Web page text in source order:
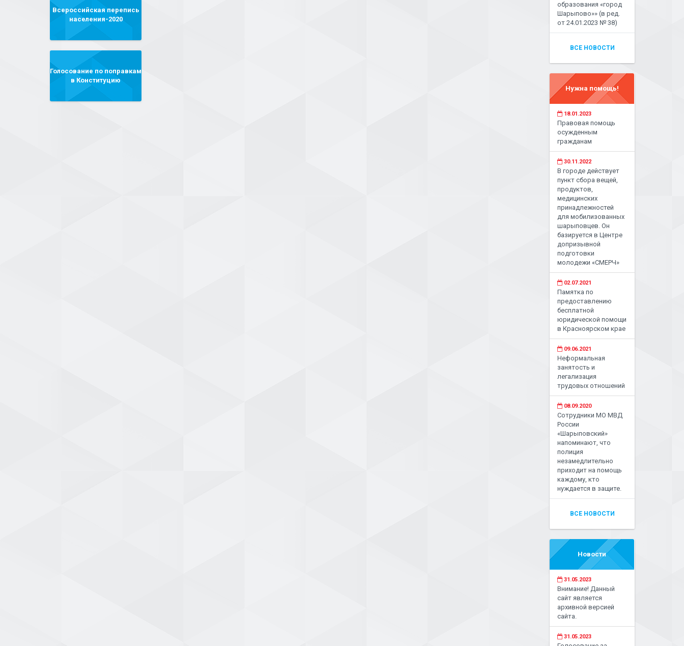
Всероссийская перепись
населения-2020
Голосование по поправкам
в Конституцию
образования «город
Шарыпово»» (в ред.
от 24.01.2023 № 38)
ВСЕ НОВОСТИ
Нужна помощь!
18.01.2023
Правовая помощь
осужденным
гражданам
30.11.2022
В городе действует
пункт сбора вещей,
продуктов,
медицинских
принадлежностей
для мобилизованных
шарыповцев. Он
базируется в Центре
допризывной
подготовки
молодежи «СМЕРЧ»
02.07.2021
Памятка по
предоставлению
бесплатной
юридической помощи
в Красноярском крае
09.06.2021
Неформальная
занятость и
легализация
трудовых отношений
08.09.2020
Сотрудники МО МВД
России
«Шарыповский»
напоминают, что
полиция
незамедлительно
приходит на помощь
каждому, кто
нуждается в защите.
ВСЕ НОВОСТИ
Новости
31.05.2023
Внимание! Данный
сайт является
архивной версией
сайта.
31.05.2023